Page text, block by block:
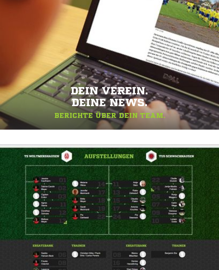
DEIN VEREIN.
DEINE NEWS.
BERICHTE ÜBER DEIN TEAM.